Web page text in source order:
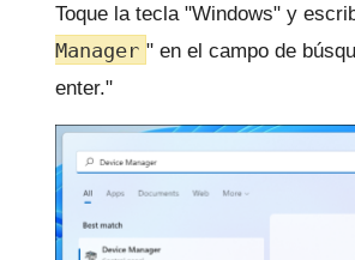
Toque la tecla "Windows" y
Manager " en el campo de
enter."